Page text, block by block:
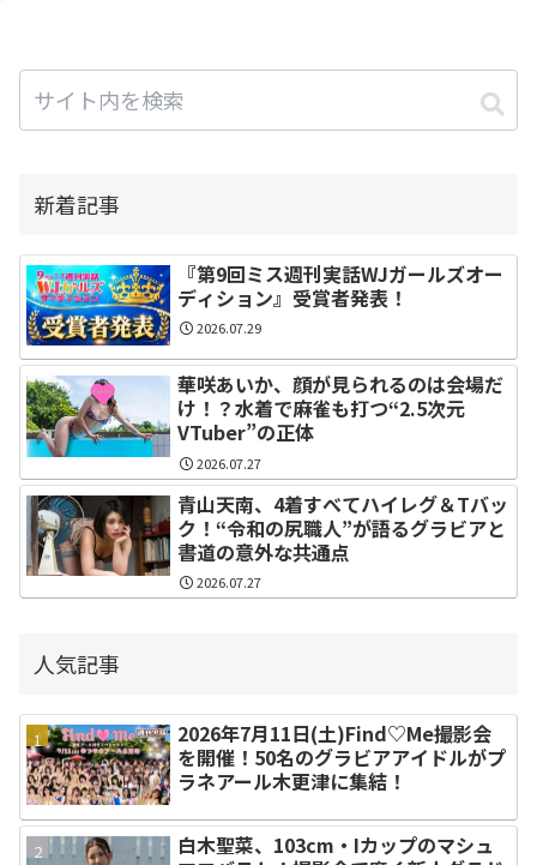
新着記事
『第9回ミス週刊実話WJガールズオー
ディション』受賞者発表！
2026.07.29
華咲あいか、顔が見られるのは会場だ
け！？水着で麻雀も打つ“2.5次元
VTuber”の正体
2026.07.27
青山天南、4着すべてハイレグ＆Tバッ
ク！“令和の尻職人”が語るグラビアと
書道の意外な共通点
2026.07.27
人気記事
2026年7月11日(土)Find♡Me撮影会
を開催！50名のグラビアアイドルがプ
ラネアール木更津に集結！
白木聖菜、103cm・Iカップのマシュ